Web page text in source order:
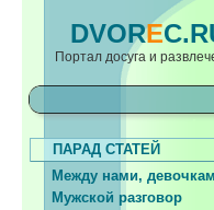
DVORE
Портал досуга и
ПАРАД СТАТЕЙ
Между нами,
Мужской разговор